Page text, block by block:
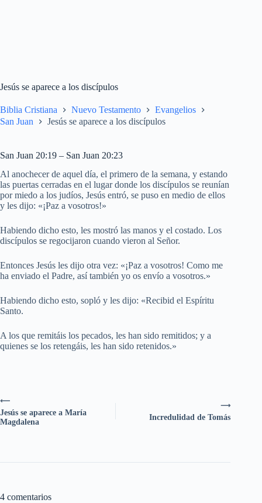
Jesús se aparece a los discípulos
Biblia Cristiana Nuevo Testamento
Evangelios
San Juan
Jesús se aparece a los discípulos
San Juan 20:19 – San Juan 20:23
Al anochecer de aquel día, el primero de la semana, y estando
las puertas cerradas en el lugar donde los discípulos se reunían
por miedo a los judíos, Jesús entró, se puso en medio de ellos
y les dijo: «¡Paz a vosotros!»
Habiendo dicho esto, les mostró las manos y el costado. Los
discípulos se regocijaron cuando vieron al Señor.
Entonces Jesús les dijo otra vez: «¡Paz a vosotros! Como me
ha enviado el Padre, así también yo os envío a vosotros.»
Habiendo dicho esto, sopló y les dijo: «Recibid el Espíritu
Santo.
A los que remitáis los pecados, les han sido remitidos; y a
quienes se los retengáis, les han sido retenidos.»
⟶
Incredulidad de Tomás
⟵
Jesús se aparece a María
Magdalena
4 comentarios